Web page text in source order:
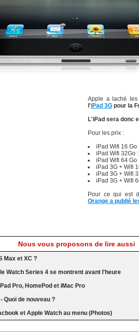
Apple a laché
l'iPad 3G pour la
L'iPad sera donc
Pour les prix :
iPad Wifi 16 Go
iPad Wifi 32Go
iPad Wifi 64 Go
iPad 3G + Wifi
iPad 3G + Wifi
iPad 3G + Wifi
Pour ce qui est
Orange a publié
Nous vous proposons de lire aussi
Max et XC ?
Watch Series 4 se montrent avant l'heure
Pro, HomePod et iMac Pro
Quoi de nouveau ?
et Apple Watch au menu (Photos)